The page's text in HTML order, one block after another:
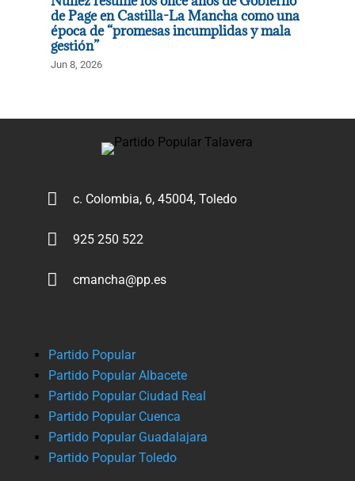
de Page en Castilla-La Mancha como una
época de “promesas incumplidas y mala
gestión”
Jun 8, 2026
 c. Colombia, 6, 45004, Toledo
 925 250 522
 cmancha@pp.es
Partido Popular
Partido Popular Albacete
Partido Popular Ciudad Real
Partido Popular Cuenca
Partido Popular Guadalajara
Partido Popular Toledo